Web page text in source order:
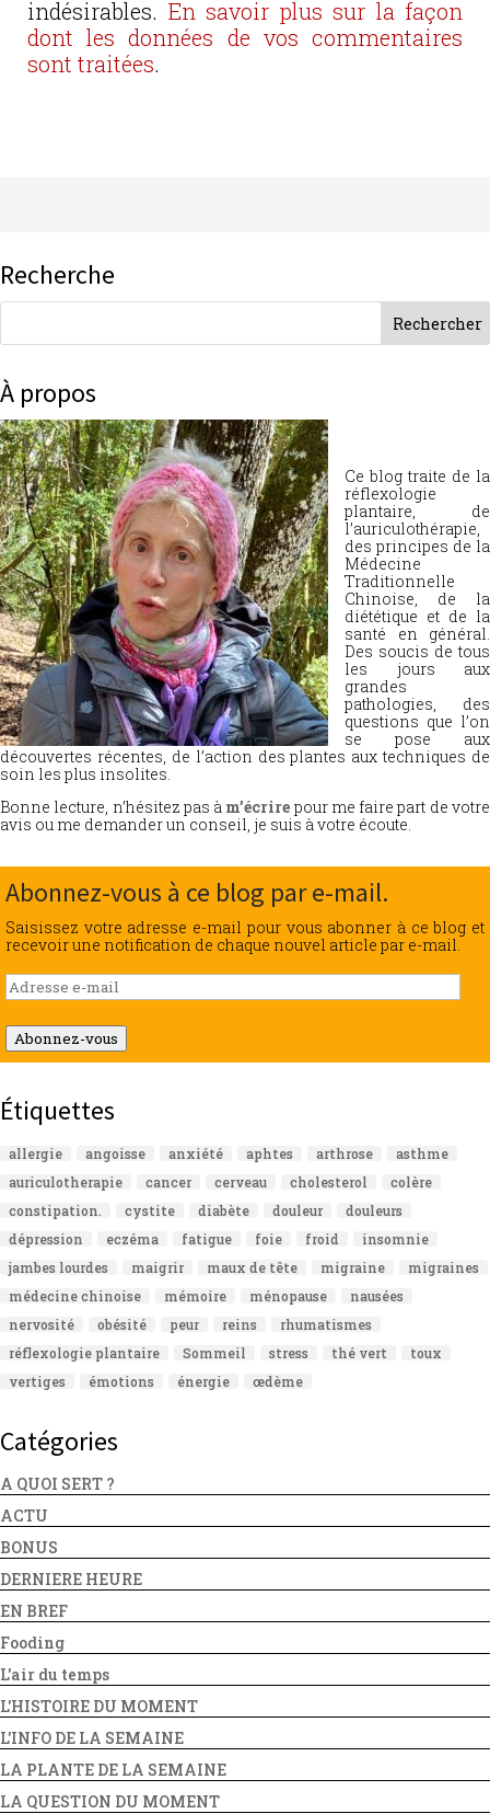
indésirables. En savoir plus sur la façon
dont les données de vos commentaires
sont traitées.
Recherche
À propos
Ce blog traite de la
réflexologie
plantaire, de
l’auriculothérapie,
des principes de la
Médecine
Traditionnelle
Chinoise, de la
diététique et de la
santé en général.
Des soucis de tous
les jours aux
grandes
pathologies, des
questions que l’on
se pose aux
découvertes récentes, de l’action des plantes aux techniques de
soin les plus insolites.
Bonne lecture, n’hésitez pas à m’écrire pour me faire part de votre
avis ou me demander un conseil, je suis à votre écoute.
Abonnez-vous à ce blog par e-mail.
Saisissez votre adresse e-mail pour vous abonner à ce blog et
recevoir une notification de chaque nouvel article par e-mail.
Adresse
e-
mail
Abonnez-vous
Étiquettes
allergie angoisse anxiété aphtes arthrose
asthme
auriculotherapie
cancer cerveau cholesterol
colère
constipation.
cystite diabète douleur
douleurs
dépression
eczéma fatigue foie froid
insomnie
jambes lourdes
maigrir maux de tête migraine
migraines
médecine chinoise
mémoire ménopause
nausées
nervosité
obésité peur reins
rhumatismes
réflexologie plantaire
Sommeil stress thé vert
toux
vertiges
émotions énergie œdème
Catégories
A QUOI SERT ?
ACTU
BONUS
DERNIERE HEURE
EN BREF
Fooding
L'air du temps
L'HISTOIRE DU MOMENT
L'INFO DE LA SEMAINE
LA PLANTE DE LA SEMAINE
LA QUESTION DU MOMENT